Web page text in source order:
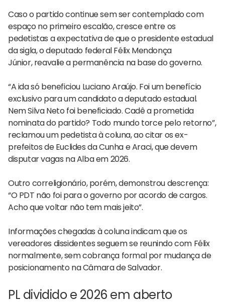
Caso o partido continue sem ser contemplado com
espaço no primeiro escalão, cresce entre os
pedetistas a expectativa de que o presidente estadual
da sigla, o deputado federal Félix Mendonça
Júnior, reavalie a permanência na base do governo.
“A ida só beneficiou Luciano Araújo. Foi um benefício
exclusivo para um candidato a deputado estadual.
Nem Silva Neto foi beneficiado. Cadê a prometida
nominata do partido? Todo mundo torce pelo retorno”,
reclamou um pedetista à coluna, ao citar os ex-
prefeitos de Euclides da Cunha e Araci, que devem
disputar vagas na Alba em 2026.
Outro correligionário, porém, demonstrou descrença:
“O PDT não foi para o governo por acordo de cargos.
Acho que voltar não tem mais jeito”.
Informações chegadas à coluna indicam que os
vereadores dissidentes seguem se reunindo com Félix
normalmente, sem cobrança formal por mudança de
posicionamento na Câmara de Salvador.
PL dividido e 2026 em aberto